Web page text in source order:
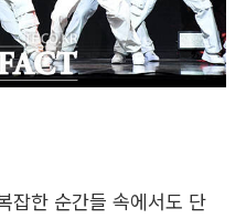
잡한 순간들 속에서도 단